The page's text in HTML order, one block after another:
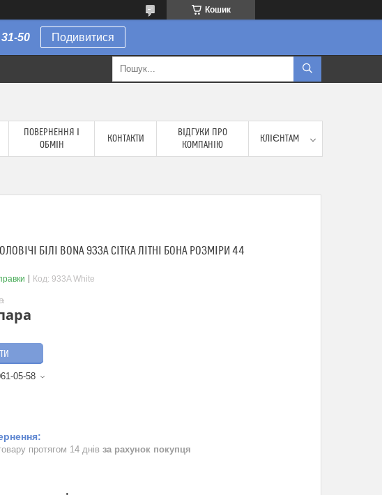
Кошик
50 Подивитися
ПОВЕРНЕННЯ І
ОБМІН
КОНТАКТИ
ВІДГУКИ ПРО
КОМПАНІЮ
КЛІЄНТАМ
БІЛІ BONA 933A СІТКА ЛІТНІ БОНА РОЗМІРИ 44
Код: 933A White
05-58
протягом 14 днів за рахунок покупця